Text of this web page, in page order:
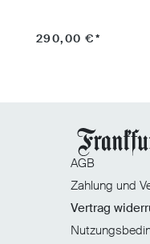
290,00 €*
AGB
Zahlung und
Vertrag